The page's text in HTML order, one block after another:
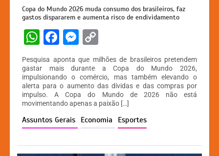
Copa do Mundo 2026 muda consumo dos brasileiros, faz
gastos dispararem e aumenta risco de endividamento
W
h
at
s
A
p
p
F
c
e
b
o
o
k
M
s
s
e
n
g
er
o
p
y
Li
n
k
Pesquisa aponta que milhões de brasileiros pretendem
gastar mais durante a Copa do Mundo 2026,
impulsionando o comércio, mas também elevando o
alerta para o aumento das dívidas e das compras por
impulso. A Copa do Mundo de 2026 não está
movimentando apenas a paixão […]
Assuntos Gerais Economia Esportes